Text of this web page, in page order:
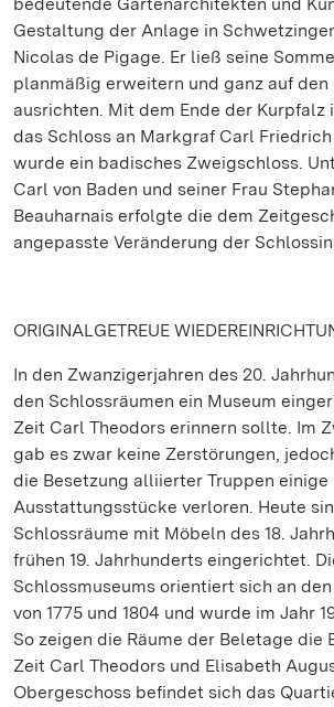
Gestaltung der Anlage in
Nicolas de Pigage. Er ließ seine
planmäßig erweitern und ganz auf den
ausrichten. Mit dem Ende der Kurpfalz
das Schloss an Markgraf Carl
wurde ein badisches Zweigschloss.
Carl von Baden und seiner Frau
Beauharnais erfolgte die dem
angepasste Veränderung der
ORIGINALGETREUE
In den Zwanzigerjahren des 20.
den Schlossräumen ein Museum
Zeit Carl Theodors erinnern sollte. Im
gab es zwar keine Zerstörungen,
die Besetzung alliierter Truppen einige
Ausstattungsstücke verloren. Heute
Schlossräume mit Möbeln des 18.
frühen 19. Jahrhunderts eingerichtet.
Schlossmuseums orientiert sich an
von 1775 und 1804 und wurde im Jahr
So zeigen die Räume der Beletage die
Zeit Carl Theodors und Elisabeth
Obergeschoss befindet sich das